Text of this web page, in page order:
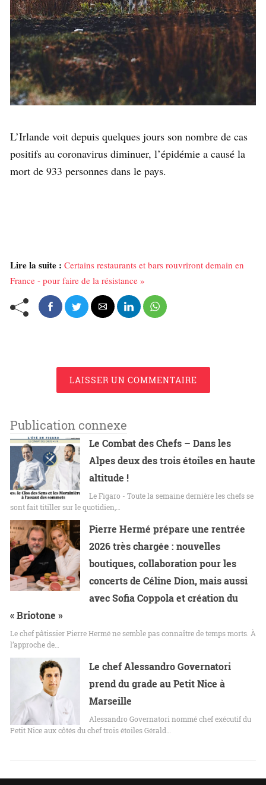
L’Irlande voit depuis quelques jours son nombre de cas
positifs au coronavirus diminuer, l’épidémie a causé la
mort de 933 personnes dans le pays.
Lire la suite : Certains restaurants et bars rouvriront demain en
France - pour faire de la résistance »
LAISSER UN COMMENTAIRE
Publication connexe
Le Combat des Chefs – Dans les
Alpes deux des trois étoiles en haute
altitude !
Le Figaro - Toute la semaine dernière les chefs se
sont fait titiller sur le quotidien,…
Pierre Hermé prépare une rentrée
2026 très chargée : nouvelles
boutiques, collaboration pour les
concerts de Céline Dion, mais aussi
avec Sofia Coppola et création du
« Briotone »
Le chef pâtissier Pierre Hermé ne semble pas connaître de temps morts. À
l’approche de…
Le chef Alessandro Governatori
prend du grade au Petit Nice à
Marseille
Alessandro Governatori nommé chef exécutif du
Petit Nice aux côtés du chef trois étoiles Gérald…